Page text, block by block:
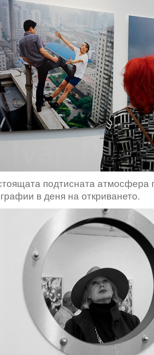
подтисната атмосфера
в деня на откриването.